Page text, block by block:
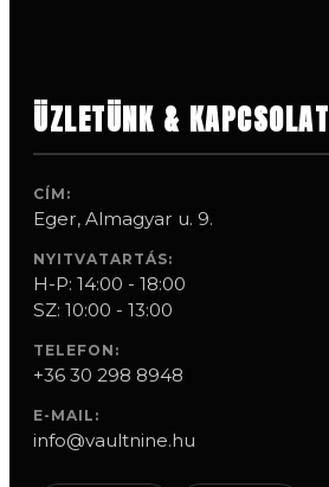
ÜZLETÜNK & KAPCSOLAT
CÍM:
Eger, Almagyar u. 9.
NYITVATARTÁS:
H-P: 14:00 - 18:00
SZ: 10:00 - 13:00
TELEFON:
+36 30 298 8948
E-MAIL:
info@vaultnine.hu